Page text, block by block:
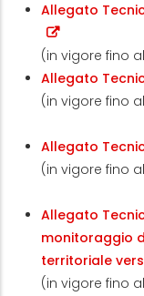
Allegato
(in vigore fino
Allegato
(in vigore fino
Allegato
(in vigore fino
Allegato
monitoraggio
territoriale
(in vigore fino al